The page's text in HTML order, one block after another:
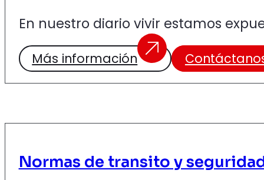
En nuestro diario vivir estamos
Más información
Normas de transito y